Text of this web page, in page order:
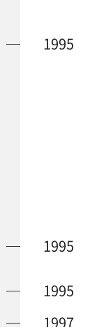
1995
1995
1995
1997